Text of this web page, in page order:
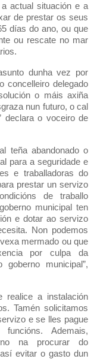
actual situación e a
de prestar os seus
días do ano, ou que
ou rescate no mar
dunha vez por
concelleiro delegado
o máis axiña
nun futuro, o cal
declara o voceiro de
teña abandonado o
para a seguridade e
e traballadoras do
prestar un servizo
de traballo
municipal ten
e dotar ao servizo
Non podemos
mermado ou que
por culpa da
goberno municipal”,
realice a instalación
Tamén solicitamos
e se lles pague
Ademais,
na procurar do
evitar o gasto dun